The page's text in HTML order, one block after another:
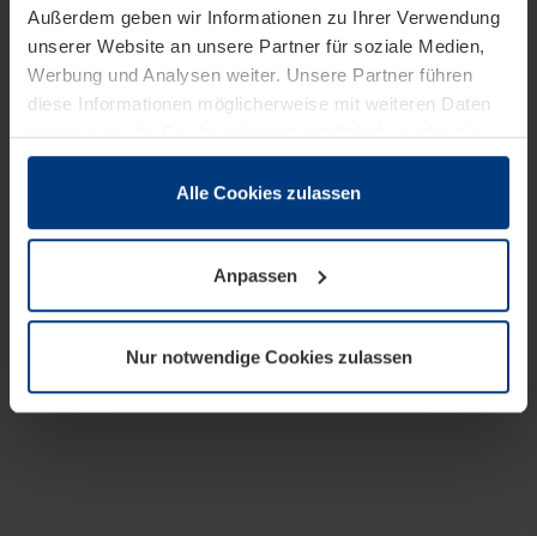
Außerdem geben wir Informationen zu Ihrer Verwendung
unserer Website an unsere Partner für soziale Medien,
Werbung und Analysen weiter. Unsere Partner führen
diese Informationen möglicherweise mit weiteren Daten
zusammen, die Sie ihnen bereitgestellt haben oder die
sie im Rahmen Ihrer Nutzung der Dienste gesammelt
wenn diese für den Betrieb dieser Seite unbedingt
notwendig sind. Für alle anderen Cookie-Typen benötigen
wir Ihre Erlaubnis. Ihre Einwilligung können Sie jederzeit
Datenschutzerklärungunserer Website ändern oder
widerrufen.
Alle Cookies zulassen
Anpassen
Nur notwendige Cookies zulassen